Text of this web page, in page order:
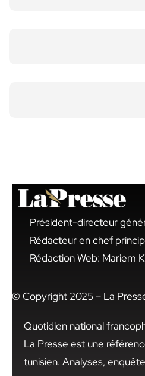
Président-directeur
Rédacteur en chef
Rédaction Web: Mariem
© Copyright 2025 – La
Quotidien national
La Presse est une
tunisien. Analyses,